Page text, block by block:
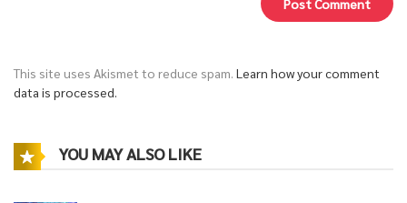
This site uses Akismet to reduce spam. Learn how your comment
data is processed.
YOU MAY ALSO LIKE